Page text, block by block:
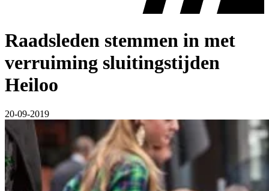
Raadsleden stemmen in met
verruiming sluitingstijden
Heiloo
20-09-2019